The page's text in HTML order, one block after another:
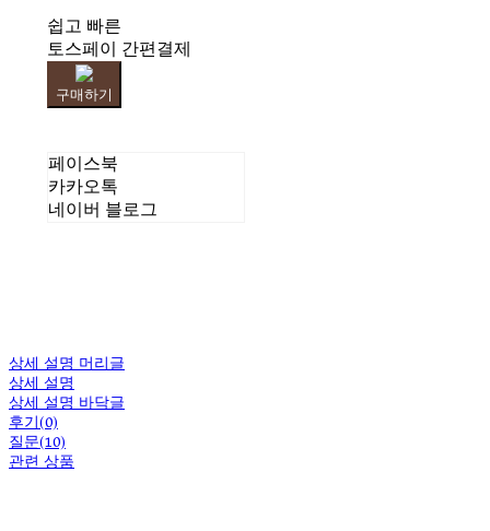
쉽고 빠른
토스페이 간편결제
구매하기
페이스북
카카오톡
네이버 블로그
상세 설명 머리글
상세 설명
상세 설명 바닥글
후기(0)
질문(10)
관련 상품